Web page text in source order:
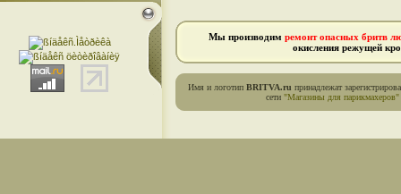
Мы производим ремонт опасных бритв
окисления режущей
Имя и логотип BRITVA.ru принадлежат
сети "Магазины для парикмахеров"